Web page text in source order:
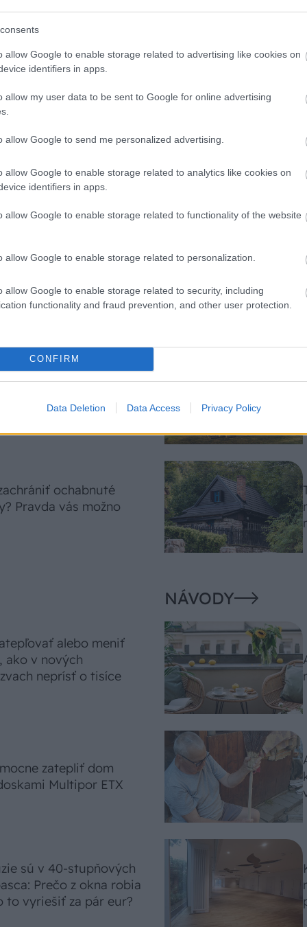
allow Google to enable storage related to advertising like cookies on
identifiers in apps.
allow my user data to be sent to Google for online advertising
allow Google to send me personalized advertising.
allow Google to enable storage related to analytics like cookies on
identifiers in apps.
allow Google to enable storage related to functionality of the website
allow Google to enable storage related to personalization.
allow Google to enable storage related to security, including
functionality and fraud prevention, and other user protection.
CONFIRM
Data Deletion Data Access Privacy Policy
klasická izolácia
to vyriešiť raz a navždy
budúci rok vám kvety
na miesta, na ktoré
deň
len levanduľa! 7
ochabnuté
Pravda vás možno
CHALUPA
alebo meniť
ako v nových
neprísť o tisíce
zatepliť dom
Multipor ETX
sú v 40-stupňových
Prečo z okna robia
to vyriešiť za pár eur?
NÁVODY